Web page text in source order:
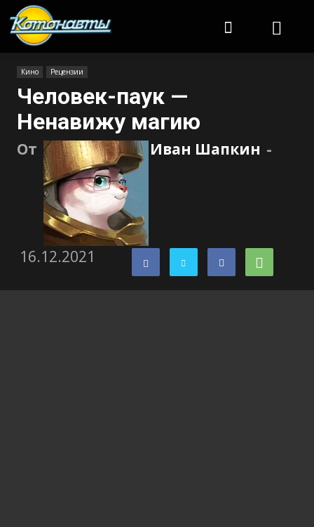
Кино Рецензии
Человек-паук —
Ненавижу магию
От Иван Шапкин -
16.12.2021